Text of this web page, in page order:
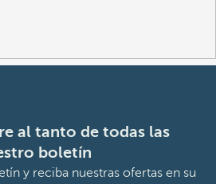
al tanto de todas las
boletín
y reciba nuestras ofertas en su